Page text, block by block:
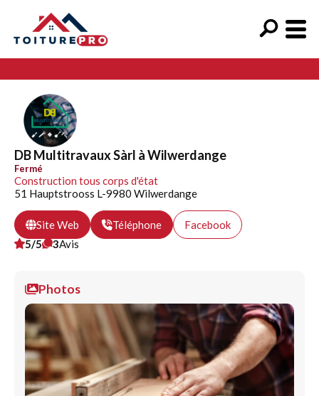
DB Multitravaux Sàrl à Wilwerdange
Fermé
Construction tous corps d'état
51 Hauptstrooss L-9980 Wilwerdange
Site Web Téléphone
Facebook
5/5
3Avis
Photos